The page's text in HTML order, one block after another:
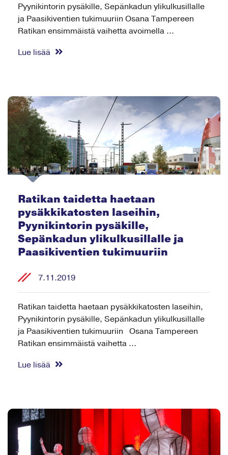
Pyynikintorin pysäkille, Sepänkadun ylikulkusillalle
ja Paasikiventien tukimuuriin Osana Tampereen
Ratikan ensimmäistä vaihetta avoimella ...
Lue lisää
Ratikan taidetta haetaan
pysäkkikatosten laseihin,
Pyynikintorin pysäkille,
Sepänkadun ylikulkusillalle ja
Paasikiventien tukimuuriin
7.11.2019
Ratikan taidetta haetaan pysäkkikatosten laseihin,
Pyynikintorin pysäkille, Sepänkadun ylikulkusillalle
ja Paasikiventien tukimuuriin Osana Tampereen
Ratikan ensimmäistä vaihetta ...
Lue lisää